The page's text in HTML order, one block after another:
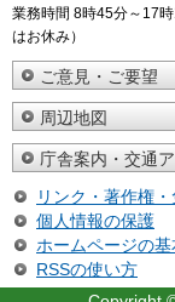
業務時間 8時45分～17
はお休み）
ご意見・ご要望
周辺地図
庁舎案内・交通
リンク・著作権
個人情報の保護
ホームページの
RSSの使い方